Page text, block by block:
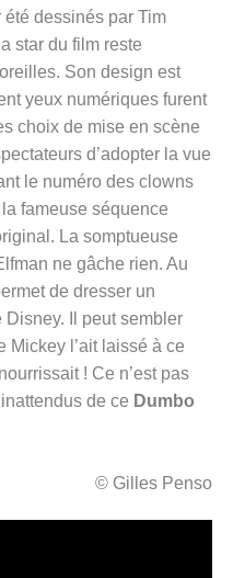
dessinés par Tim
star du film reste
Son design est
yeux numériques furent
choix de mise en scène
d’adopter la vue
le numéro des clowns
fameuse séquence
La somptueuse
ne gâche rien. Au
de dresser un
Disney. Il peut sembler
Mickey l’ait laissé à ce
! Ce n’est pas
de ce Dumbo
© Gilles Penso